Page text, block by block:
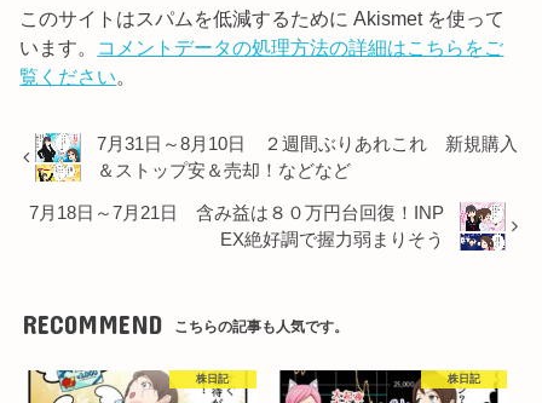
このサイトはスパムを低減するために Akismet を使って
います。 コメントデータの処理方法の詳細はこちらをご
覧ください。
7月31日～8月10日 ２週間ぶりあれこれ 新規購入
＆ストップ安＆売却！などなど
7月18日～7月21日 含み益は８０万円台回復！INP
EX絶好調で握力弱まりそう
RECOMMEND こちらの記事も人気です。
株日記 株日記